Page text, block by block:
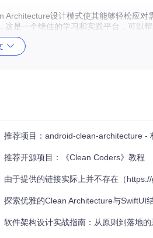
设计模式使其能够轻松应对
是一个绝佳的学习和实践平台，可以
为你带来宝贵的实践经验和技能提升
推荐项目：android-clean-architecture - 构
推荐开源项目：《Clean Coders》教程
由于提供的链接实际上并不存在（https://github.com/bachhoan88/CleanArchitecture.git 未直接关联到一个可验证的现有项目），我将基于典型的Clean Architecture项目
探索优雅的Clean Architecture与SwiftUI
软件架构设计实战指南：从原则到落地